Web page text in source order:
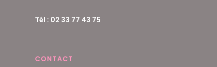
Tél : 02 33 77 43 75
CONTACT